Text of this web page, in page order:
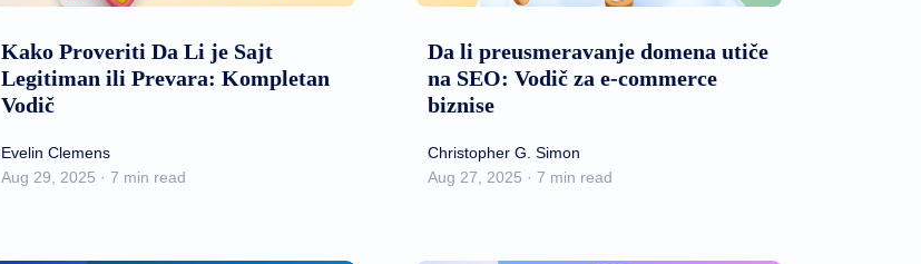
Kako Proveriti Da Li je Sajt
Legitiman ili Prevara: Kompletan
Vodič
Evelin Clemens
Aug 29, 2025 · 7 min read
Da li preusmeravanje domena utiče
na SEO: Vodič za e-commerce
biznise
Christopher G. Simon
Aug 27, 2025 · 7 min read